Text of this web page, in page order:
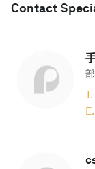
Contact
T.
E.